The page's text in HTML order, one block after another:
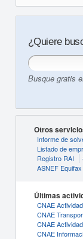
¿Quiere
Busque gratis
Otros
Informe de
Listado de
Registro RAI
ASNEF Equifax
Últimas
CNAE
CNAE
CNAE
CNAE